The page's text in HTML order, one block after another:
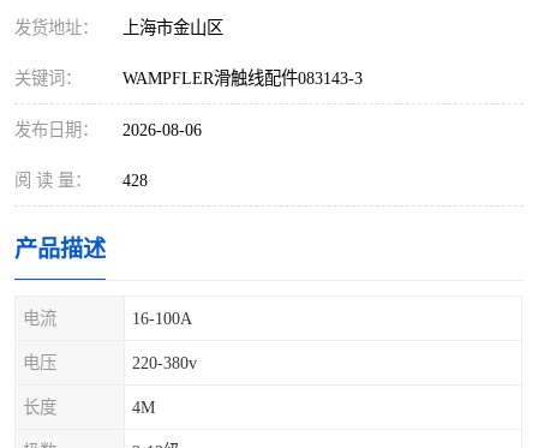
发货地址： 上海市金山区
关键词： WAMPFLER滑触线配件083143-3
发布日期： 2026-08-06
阅 读 量： 428
产品描述
电流 16-100A
电压 220-380v
长度 4M